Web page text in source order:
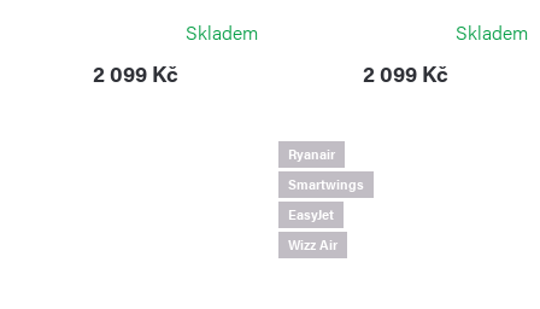
Skladem
2 099 Kč
Skladem
2 099 Kč
Ryanair
Smartwings
EasyJet
Wizz Air